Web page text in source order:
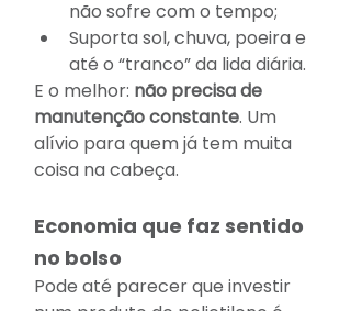
não sofre com o tempo;
Suporta sol, chuva, poeira e
até o “tranco” da lida diária.
E o melhor: não precisa de
manutenção constante. Um
alívio para quem já tem muita
coisa na cabeça.
Economia que faz sentido
no bolso
Pode até parecer que investir